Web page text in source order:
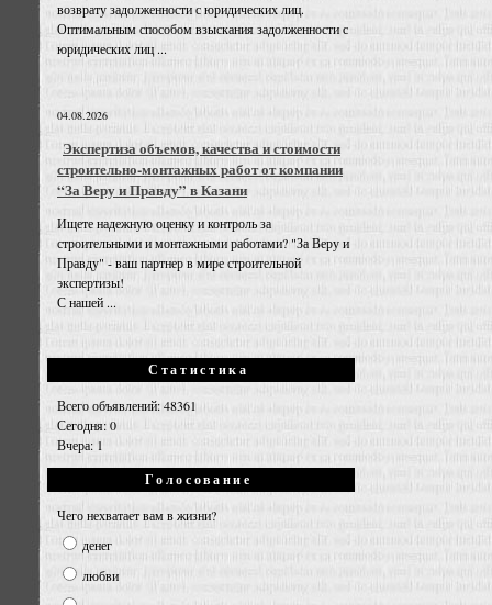
возврату задолженности с юридических лиц.
Оптимальным способом взыскания задолженности с
юридических лиц ...
04.08.2026
Экспертиза объемов, качества и стоимости
строительно-монтажных работ от компании
“За Веру и Правду” в Казани
Ищете надежную оценку и контроль за
строительными и монтажными работами? "За Веру и
Правду" - ваш партнер в мире строительной
экспертизы!
С нашей ...
Статистика
Всего объявлений: 48361
Сегодня: 0
Вчера: 1
Голосование
Чего нехватает вам в жизни?
денег
любви